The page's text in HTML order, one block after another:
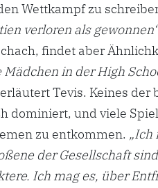
Wettkampf zu
verloren als
findet aber
Mädchen in der High
erläutert Tevis. Keines der
dominiert, und viele
zu entkommen. „Ich
der Gesellschaft
Ich mag es, über